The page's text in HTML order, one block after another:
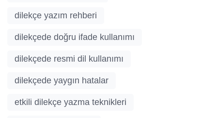
dilekçe yazım rehberi
dilekçede doğru ifade kullanımı
dilekçede resmi dil kullanımı
dilekçede yaygın hatalar
etkili dilekçe yazma teknikleri